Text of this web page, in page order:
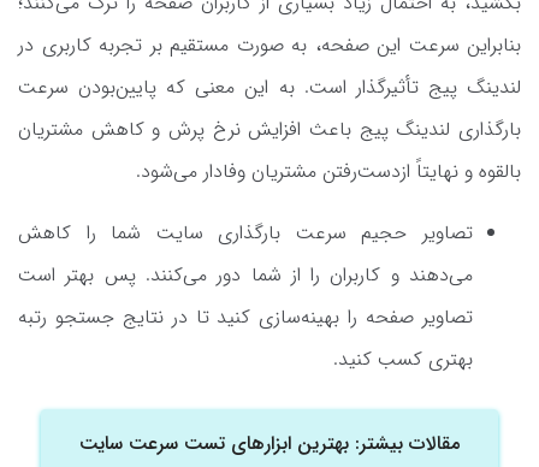
بنابراین سرعت این صفحه، به صورت مستقیم بر تجربه کاربری در
لندینگ پیج تأثیرگذار است. به این معنی که پایین‌بودن سرعت
بارگذاری لندینگ پیج باعث افزایش نرخ پرش و کاهش مشتریان
بالقوه و نهایتاً ازدست‌رفتن مشتریان وفادار می‌شود.
تصاویر حجیم سرعت بارگذاری سایت شما را کاهش
می‌دهند و کاربران را از شما دور می‌کنند. پس بهتر است
تصاویر صفحه را بهینه‌سازی کنید تا در نتایج جستجو رتبه
بهتری کسب کنید.
مقالات بیشتر: بهترین ابزارهای تست سرعت سایت